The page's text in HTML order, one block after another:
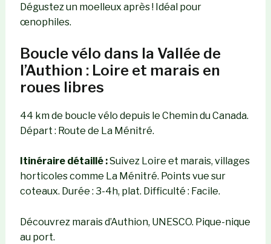
Dégustez un moelleux après ! Idéal pour
œnophiles.
Boucle vélo dans la Vallée de
l’Authion : Loire et marais en
roues libres
44 km de boucle vélo depuis le Chemin du Canada.
Départ : Route de La Ménitré.
Itinéraire détaillé :Suivez Loire et marais, villages
horticoles comme La Ménitré. Points vue sur
coteaux. Durée : 3-4h, plat. Difficulté : Facile.
Découvrez marais d’Authion, UNESCO. Pique-nique
au port.